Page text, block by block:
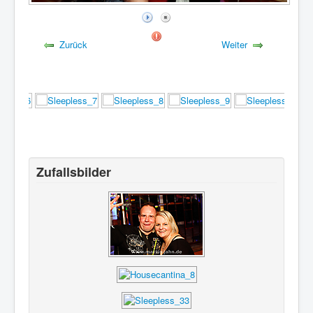
Zurück Weiter
Zufallsbilder